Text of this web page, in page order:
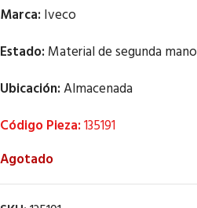
Marca: Iveco
Estado: Material de segunda mano
Ubicación:Almacenada
Código Pieza:135191
Agotado